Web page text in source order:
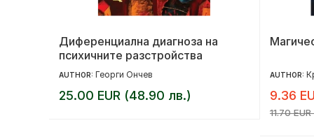
Диференциална диагноза на
психичните разстройства
AUTHOR: Георги Ончев
25.00 EUR (48.90 лв.)
AUTHOR:
9.36
11.70